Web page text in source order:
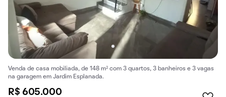
Venda de casa mobiliada, de 148 m² com 3 quartos, 3 banheiros e 3 vagas
na garagem em Jardim Esplanada.
R$ 605.000